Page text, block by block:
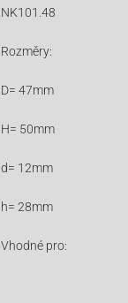
NK101.48
Rozměry:
D= 47mm
H= 50mm
d= 12mm
h= 28mm
Vhodné pro: